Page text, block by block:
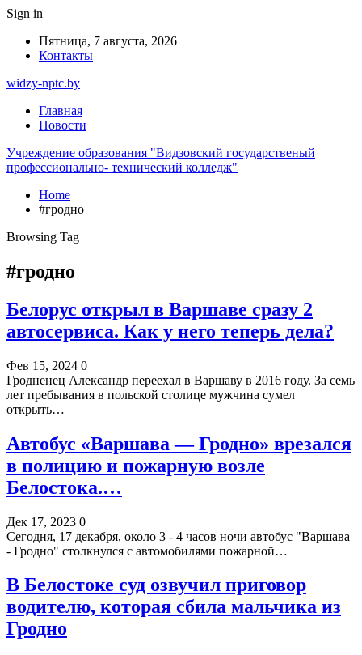
Sign in
Пятница, 7 августа, 2026
Контакты
widzy-nptc.by
Главная
Новости
Учреждение образования "Видзовский государственый
профессионально- технический колледж"
Home
#гродно
Browsing Tag
#гродно
Белорус открыл в Варшаве сразу 2
автосервиса. Как у него теперь дела?
Фев 15, 2024 0
Гродненец Александр переехал в Варшаву в 2016 году. За семь
лет пребывания в польской столице мужчина сумел
открыть…
Автобус «Варшава — Гродно» врезался
в полицию и пожарную возле
Белостока.…
Дек 17, 2023 0
Сегодня, 17 декабря, около 3 - 4 часов ночи автобус "Варшава
- Гродно" столкнулся с автомобилями пожарной…
В Белостоке суд озвучил приговор
водителю, которая сбила мальчика из
Гродно